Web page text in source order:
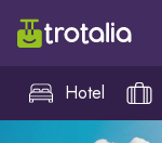
Hotel